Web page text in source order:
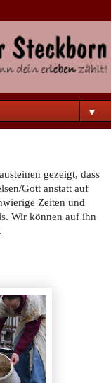
▼
gezeigt, dass
Gott anstatt auf
Zeiten und
Wir können auf ihn